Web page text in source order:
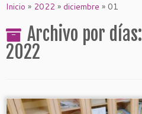
Inicio » 2022 » diciembre » 01
Archivo por días:
2022